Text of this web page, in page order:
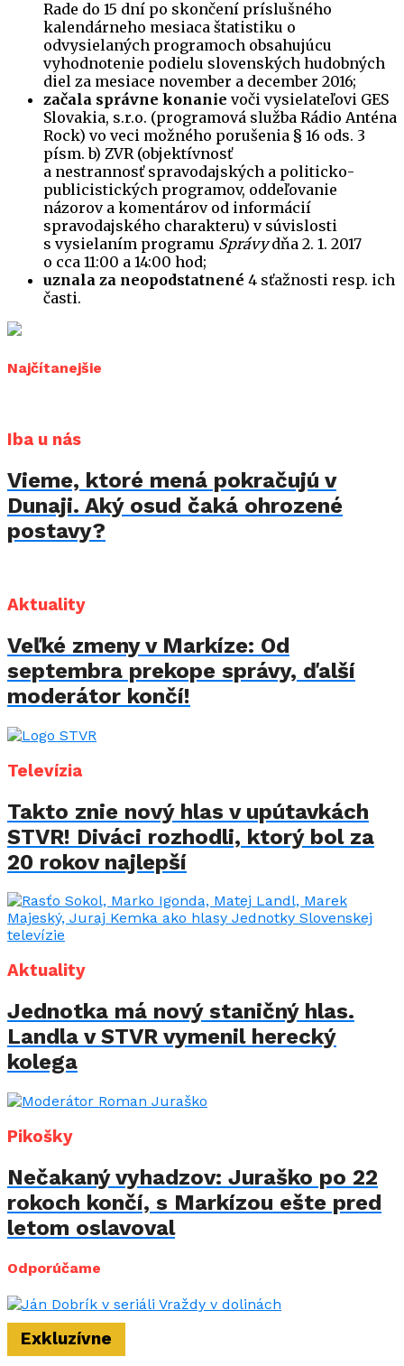
Rade do 15 dní po skončení príslušného
kalendárneho mesiaca štatistiku o
odvysielaných programoch obsahujúcu
vyhodnotenie podielu slovenských hudobných
diel za mesiace november a december 2016;
začala správne konanie voči vysielateľovi GES
Slovakia, s.r.o. (programová služba Rádio Anténa
Rock) vo veci možného porušenia § 16 ods. 3
písm. b) ZVR (objektívnosť
a nestrannosť spravodajských a politicko-
publicistických programov, oddeľovanie
názorov a komentárov od informácií
spravodajského charakteru) v súvislosti
s vysielaním programu Správydňa 2. 1. 2017
o cca 11:00 a 14:00 hod;
uznala za neopodstatnené 4 sťažnosti resp. ich
časti.
Najčítanejšie
Iba u nás
Vieme, ktoré mená pokračujú v
Dunaji. Aký osud čaká ohrozené
postavy?
Aktuality
Veľké zmeny v Markíze: Od
septembra prekope správy, ďalší
moderátor končí!
Televízia
Takto znie nový hlas v upútavkách
STVR! Diváci rozhodli, ktorý bol za
20 rokov najlepší
Aktuality
Jednotka má nový staničný hlas.
Landla v STVR vymenil herecký
kolega
Pikošky
Nečakaný vyhadzov: Juraško po 22
rokoch končí, s Markízou ešte pred
letom oslavoval
Odporúčame
Exkluzívne